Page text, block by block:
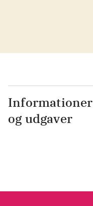
Informationer
og udgaver